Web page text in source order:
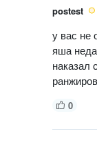
postest
у вас не
яша
наказал
0